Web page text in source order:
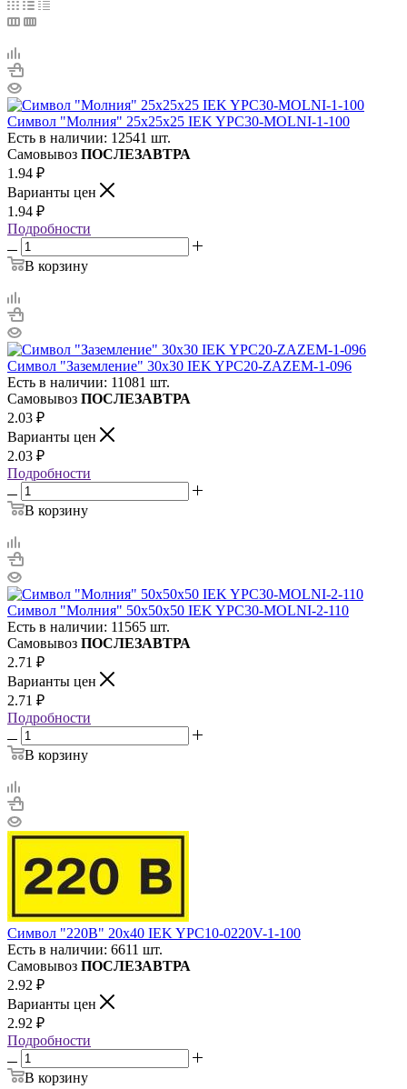
Символ "Молния" 25х25х25 IEK YPC30-MOLNI-1-100
Есть в наличии: 12541 шт.
Самовывоз ПОСЛЕЗАВТРА
1.94 ₽
Варианты цен
1.94 ₽
Подробности
В корзину
Символ "Заземление" 30х30 IEK YPC20-ZAZEM-1-096
Есть в наличии: 11081 шт.
Самовывоз ПОСЛЕЗАВТРА
2.03 ₽
Варианты цен
2.03 ₽
Подробности
В корзину
Символ "Молния" 50х50х50 IEK YPC30-MOLNI-2-110
Есть в наличии: 11565 шт.
Самовывоз ПОСЛЕЗАВТРА
2.71 ₽
Варианты цен
2.71 ₽
Подробности
В корзину
Символ "220В" 20х40 IEK YPC10-0220V-1-100
Есть в наличии: 6611 шт.
Самовывоз ПОСЛЕЗАВТРА
2.92 ₽
Варианты цен
2.92 ₽
Подробности
В корзину